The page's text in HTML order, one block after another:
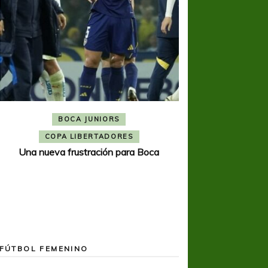
BOCA JUNIORS
COPA LIBERTADORES
Una nueva frustración para Boca
FÚTBOL FEMENINO